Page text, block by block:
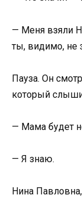
— Меня взяли
ты, видимо, не
Пауза. Он
который
— Мама будет
— Я знаю.
Нина